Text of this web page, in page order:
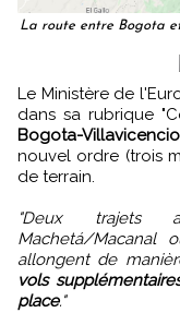
La route entre Bogota
Le Ministère de l'Europe et des Affaires Etrangères informe
dans sa rubrique
Bogota-
nouvel ordre (trois
de terrain.
"Deux trajets
Machetá/Macanal
allongent de
vols
place."